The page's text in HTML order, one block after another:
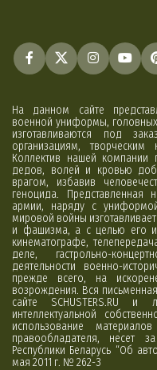
На данном сайте
военной униформы,
изготавливаются под
организациям,
Коллектив нашей
дедов, волей и кровью
врагом, избавив
геноцида.
армии, наряду с
мировой войны
и фашизма, а с целью его
кинематографе,
деле, гастрольно-
деятельности военно-
прежде всего, на
возрождения. Вся
сайте SCHUSTERS.RU
интеллектуальной
использование
правообладателя, несет
Республики Беларусь “Об
мая 2011 г. № 262-З